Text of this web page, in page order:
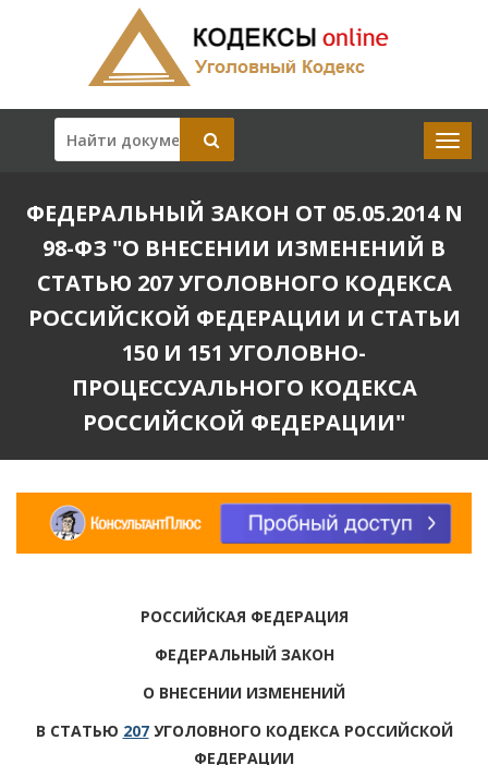
ФЕДЕРАЛЬНЫЙ ЗАКОН ОТ 05.05.2014 N
98-ФЗ "О ВНЕСЕНИИ ИЗМЕНЕНИЙ В
СТАТЬЮ 207 УГОЛОВНОГО КОДЕКСА
РОССИЙСКОЙ ФЕДЕРАЦИИ И СТАТЬИ
150 И 151 УГОЛОВНО-
ПРОЦЕССУАЛЬНОГО КОДЕКСА
РОССИЙСКОЙ ФЕДЕРАЦИИ"
РОССИЙСКАЯ ФЕДЕРАЦИЯ
ФЕДЕРАЛЬНЫЙ ЗАКОН
О ВНЕСЕНИИ ИЗМЕНЕНИЙ
В СТАТЬЮ 207УГОЛОВНОГО КОДЕКСА РОССИЙСКОЙ
ФЕДЕРАЦИИ